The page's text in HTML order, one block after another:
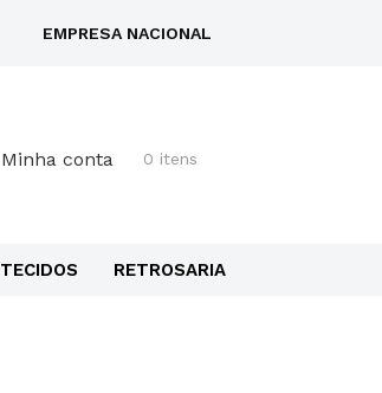
EMPRESA NACIONAL
Minha conta 0 itens
TECIDOS RETROSARIA